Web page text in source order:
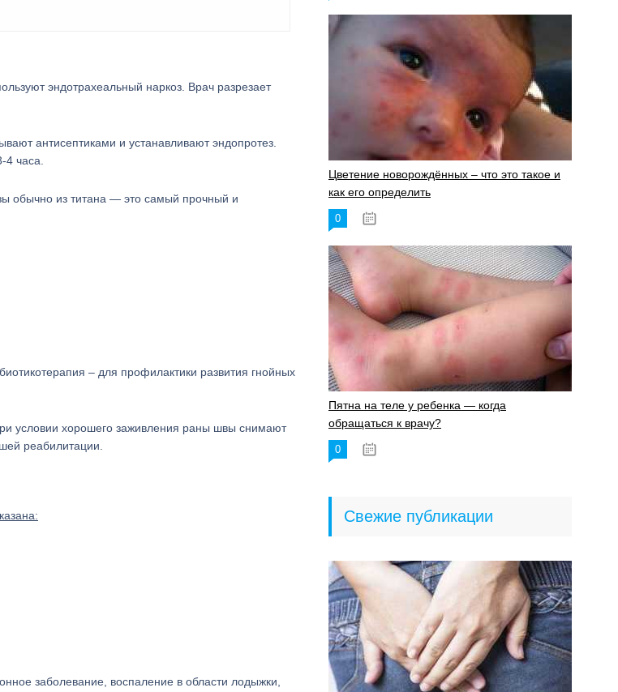
эндотрахеальный наркоз. Врач разрезает
антисептиками и устанавливают эндопротез.
часа.
обычно из титана — это самый прочный и
– для профилактики развития гнойных
условии хорошего заживления раны швы снимают
реабилитации.
заболевание, воспаление в области лодыжки,
Цветение новорождённых – что это такое и
как его определить
0
Пятна на теле у ребенка — когда
обращаться к врачу?
0
Свежие публикации